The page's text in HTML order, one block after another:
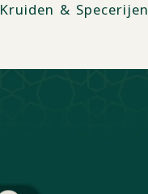
Kruiden & Specerijen